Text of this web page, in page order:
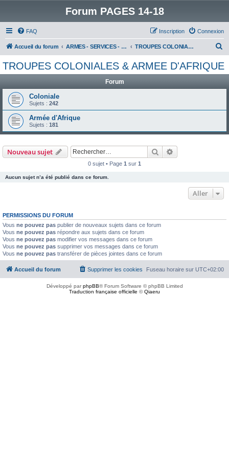
Forum PAGES 14-18
FAQ Connexion
Inscription
Accueil du forum ARMES - SERVICES - UNITES : historiques & discussions TROUPES COLONIALES & ARMEE D'AFRIQUE
c
h
TROUPES COLONIALES & ARMEE D'AFRIQUE
Forum
Coloniale
Sujets : 242
Armée d'Afrique
Sujets : 181
Nouveau sujet Rechercher
0 sujet • Page 1 sur 1
Aucun sujet n’a été publié dans ce forum.
Aller
PERMISSIONS DU FORUM
Vous ne pouvez pas publier de nouveaux sujets dans ce forum
Vous ne pouvez pas répondre aux sujets dans ce forum
Vous ne pouvez pas modifier vos messages dans ce forum
Vous ne pouvez pas supprimer vos messages dans ce forum
Vous ne pouvez pas transférer de pièces jointes dans ce forum
Accueil du forum Fuseau horaire sur UTC+02:00
Supprimer les cookies
Développé parphpBB® Forum Software © phpBB Limited
Traduction française officielle ©Qiaeru